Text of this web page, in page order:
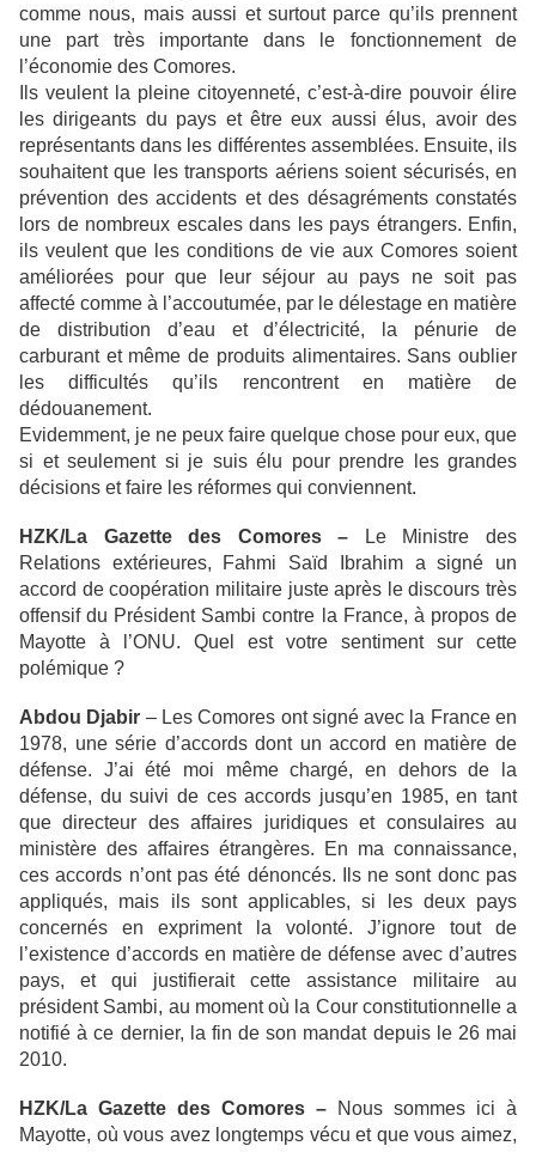
comme nous, mais aussi et surtout parce qu’ils prennent
une part très importante dans le fonctionnement de
l’économie des Comores.
Ils veulent la pleine citoyenneté, c’est-à-dire pouvoir élire
les dirigeants du pays et être eux aussi élus, avoir des
représentants dans les différentes assemblées. Ensuite, ils
souhaitent que les transports aériens soient sécurisés, en
prévention des accidents et des désagréments constatés
lors de nombreux escales dans les pays étrangers. Enfin,
ils veulent que les conditions de vie aux Comores soient
améliorées pour que leur séjour au pays ne soit pas
affecté comme à l’accoutumée, par le délestage en matière
de distribution d’eau et d’électricité, la pénurie de
carburant et même de produits alimentaires. Sans oublier
les difficultés qu’ils rencontrent en matière de
dédouanement.
Evidemment, je ne peux faire quelque chose pour eux, que
si et seulement si je suis élu pour prendre les grandes
décisions et faire les réformes qui conviennent.
HZK/La Gazette des Comores – Le Ministre des
Relations extérieures, Fahmi Saïd Ibrahim a signé un
accord de coopération militaire juste après le discours très
offensif du Président Sambi contre la France, à propos de
Mayotte à l’ONU. Quel est votre sentiment sur cette
polémique ?
Abdou Djabir – Les Comores ont signé avec la France en
1978, une série d’accords dont un accord en matière de
défense. J’ai été moi même chargé, en dehors de la
défense, du suivi de ces accords jusqu’en 1985, en tant
que directeur des affaires juridiques et consulaires au
ministère des affaires étrangères. En ma connaissance,
ces accords n’ont pas été dénoncés. Ils ne sont donc pas
appliqués, mais ils sont applicables, si les deux pays
concernés en expriment la volonté. J’ignore tout de
l’existence d’accords en matière de défense avec d’autres
pays, et qui justifierait cette assistance militaire au
président Sambi, au moment où la Cour constitutionnelle a
notifié à ce dernier, la fin de son mandat depuis le 26 mai
2010.
HZK/La Gazette des Comores – Nous sommes ici à
Mayotte, où vous avez longtemps vécu et que vous aimez,